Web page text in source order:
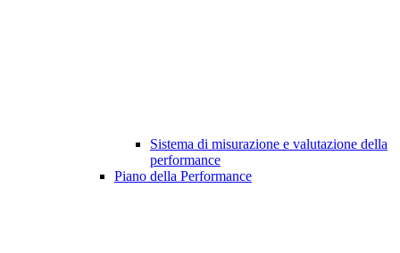
Sistema di misurazione e valutazione della
performance
Piano della Performance